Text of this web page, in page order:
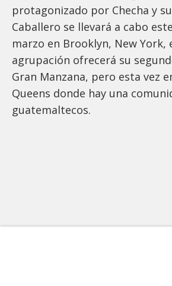
protagonizado por Checha y
Caballero se llevará a cabo
marzo en Brooklyn, New York,
agrupación ofrecerá su
Gran Manzana, pero esta vez
Queens donde hay una
guatemaltecos.